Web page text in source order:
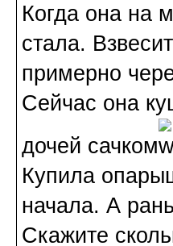
Когда она на
стала.
примерно
Сейчас она
дочей сачком
Купила
начала. А
Скажите